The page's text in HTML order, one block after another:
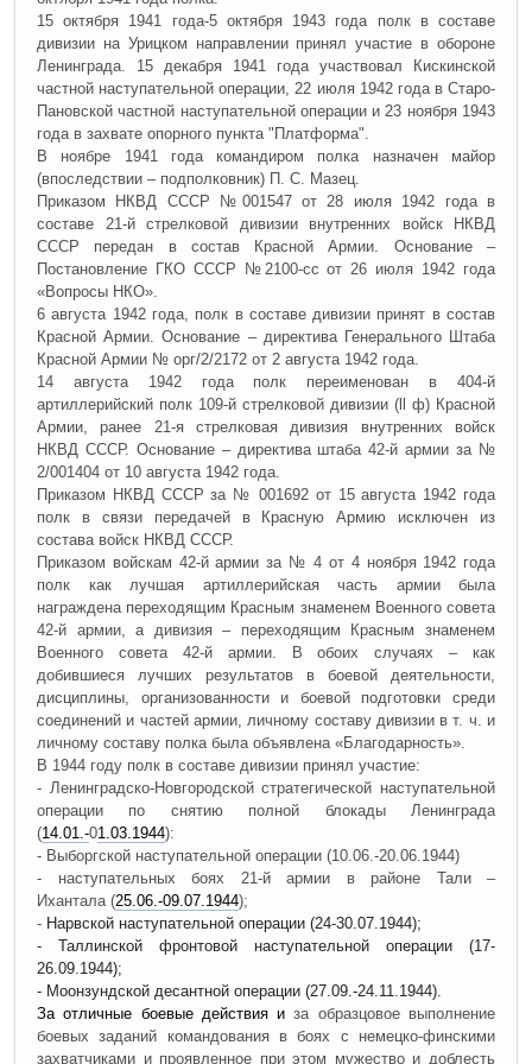
15 октября 1941 года-5 октября 1943 года полк в составе
дивизии на Урицком направлении принял участие в обороне
Ленинграда. 15 декабря 1941 года участвовал Кискинской
частной наступательной операции, 22 июля 1942 года в Старо-
Пановской частной наступательной операции и 23 ноября 1943
года в захвате опорного пункта "Платформа".
В ноябре 1941 года командиром полка назначен майор
(впоследствии – подполковник) П. С. Мазец.
Приказом НКВД СССР №001547 от 28 июля 1942 года в
составе 21-й стрелковой дивизии внутренних войск НКВД
СССР передан в состав Красной Армии. Основание –
Постановление ГКО СССР №2100-сс от 26 июля 1942 года
«Вопросы НКО».
6 августа 1942 года, полк в составе дивизии принят в состав
Красной Армии. Основание – директива Генерального Штаба
Красной Армии № орг/2/2172 от 2 августа 1942 года.
14 августа 1942 года полк переименован в 404-й
артиллерийский полк 109-й стрелковой дивизии (
ф) Красной
Армии, ранее 21-я стрелковая дивизия внутренних войск
НКВД СССР. Основание – директива штаба 42-й армии за №
2/001404 от 10 августа 1942 года.
Приказом НКВД СССР за № 001692 от 15 августа 1942 года
полк в связи передачей в Красную Армию исключен из
состава войск НКВД СССР.
Приказом войскам 42-й армии за № 4 от 4 ноября 1942 года
полк как лучшая артиллерийская часть армии была
награждена переходящим Красным знаменем Военного совета
42-й армии, а дивизия – переходящим Красным знаменем
Военного совета 42-й армии. В обоих случаях – как
добившиеся лучших результатов в боевой деятельности,
дисциплины, организованности и боевой подготовки среди
соединений и частей армии, личному составу дивизии в т. ч. и
личному составу полка была объявлена «Благодарность».
В 1944 году полк в составе дивизии принял участие:
- Ленинградско-Новгородской стратегической наступательной
операции по снятию полной блокады Ленинграда
(14.01.-01.03. 1944):
- Выборгской наступательной операции (10.06.-20.06.1944)
- наступательных боях 21-й армии в районе Тали –
Ихантала (25.06.-09.07. 1944);
- Нарвской наступательной операции (24-30.07.1944);
- Таллинской фронтовой наступательной операции (17-
26.09.1944);
- Моонзундской десантной операции (27.09.-24.11.1944).
За отличные боевые действия иза образцовое выполнение
боевых заданий командования в боях с немецко-финскими
захватчиками и проявленное при этом мужество и доблесть